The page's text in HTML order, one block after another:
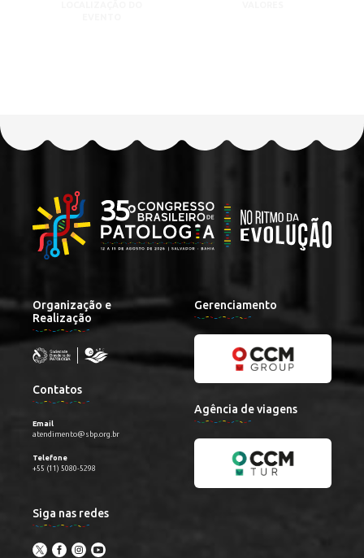
Organização e
Realização
Contatos
Email
atendimento@sbp.org.br
Telefone
+55 (11) 5080-5298
Siga nas redes
Gerenciamento
Agência de viagens